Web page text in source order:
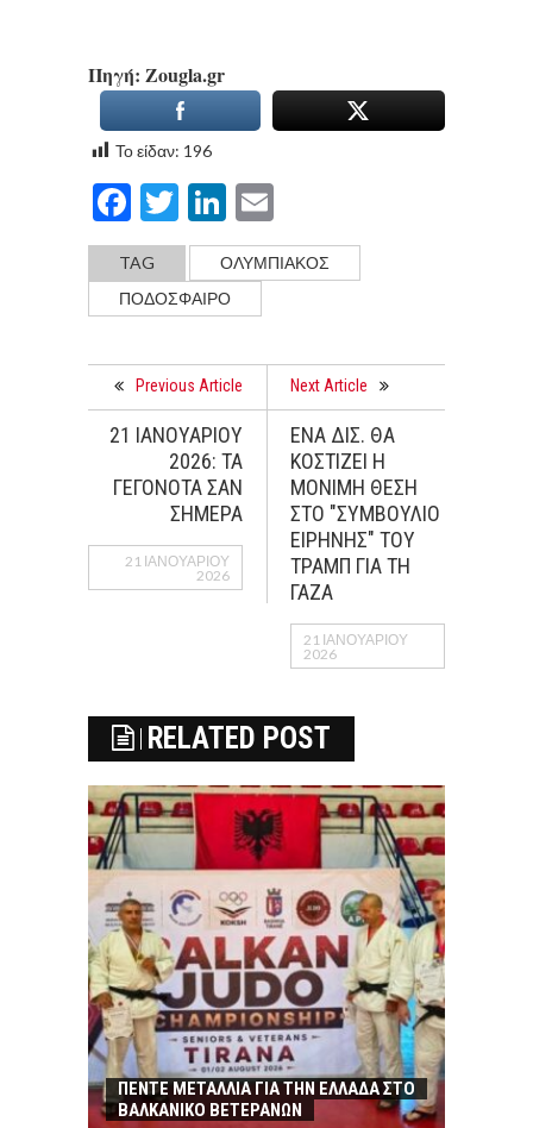
Πηγή: Ζougla.gr
Το είδαν: 196
Facebook
TwitterLinkedIn
TAG
ΟΛΥΜΠΙΑΚΟΣ
ΠΟΔΌΣΦΑΙΡΟ
Previous Article
21 ΙΑΝΟΥΑΡΙΟΥ
2026: ΤΑ
ΓΕΓΟΝΟΤΑ ΣΑΝ
ΣΗΜΕΡΑ
21 ΙΑΝΟΥΑΡΊΟΥ
2026
Next Article
ΕΝΑ ΔΙΣ. ΘΑ
ΚΟΣΤΙΖΕΙ Η
ΜΟΝΙΜΗ ΘΕΣΗ
ΣΤΟ "ΣΥΜΒΟΥΛΙΟ
ΕΙΡΗΝΗΣ" ΤΟΥ
ΤΡΑΜΠ ΓΙΑ ΤΗ
ΓΑΖΑ
21 ΙΑΝΟΥΑΡΊΟΥ
2026
RELATED POST
ΠΕΝΤΕ ΜΕΤΑΛΛΙΑ ΓΙΑ ΤΗΝ ΕΛΛΑΔΑ ΣΤΟ
ΒΑΛΚΑΝΙΚΟ ΒΕΤΕΡΑΝΩΝ